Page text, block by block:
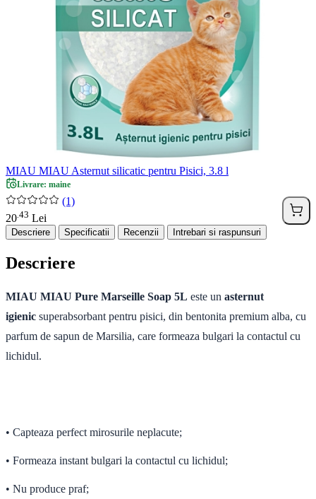
MIAU MIAU Asternut silicatic pentru Pisici, 3.8 l
Livrare: maine
(1)
20 43 Lei
Descriere Specificatii Recenzii Intrebari si raspunsuri
Descriere
MIAU MIAU Pure Marseille Soap 5L este un asternut
igienic superabsorbant pentru pisici, din bentonita premium alba, cu
parfum de sapun de Marsilia, care formeaza bulgari la contactul cu
lichidul.
• Capteaza perfect mirosurile neplacute;
• Formeaza instant bulgari la contactul cu lichidul;
• Nu produce praf;